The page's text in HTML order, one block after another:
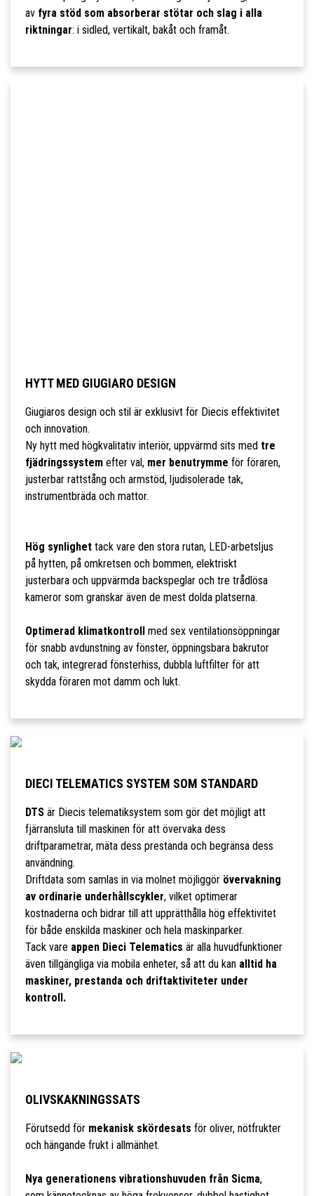
av fyra stöd som absorberar stötar och slag i alla
riktningar: i sidled, vertikalt, bakåt och framåt.
HYTT MED GIUGIARO DESIGN
Giugiaros design och stil är exklusivt för Diecis effektivitet
och innovation.
Ny hytt med högkvalitativ interiör, uppvärmd sits med tre
fjädringssystemefter val, mer benutrymme för föraren,
justerbar rattstång och armstöd, ljudisolerade tak,
instrumentbräda och mattor.
Hög synlighettack vare den stora rutan, LED-arbetsljus
på hytten, på omkretsen och bommen, elektriskt
justerbara och uppvärmda backspeglar och tre trådlösa
kameror som granskar även de mest dolda platserna.
Optimerad klimatkontroll
med sex ventilationsöppningar
för snabb avdunstning av fönster, öppningsbara bakrutor
och tak, integrerad fönsterhiss, dubbla luftfilter för att
skydda föraren mot damm och lukt.
DIECI TELEMATICS SYSTEM SOM STANDARD
DTSär Diecis telematiksystem som gör det möjligt att
fjärransluta till maskinen för att övervaka dess
driftparametrar, mäta dess prestanda och begränsa dess
användning.
Driftdata som samlas in via molnet möjliggör övervakning
av ordinarie underhållscykler, vilket optimerar
kostnaderna och bidrar till att upprätthålla hög effektivitet
för både enskilda maskiner och hela maskinparker.
Tack vare appen Dieci Telematics är alla huvudfunktioner
även tillgängliga via mobila enheter, så att du kan alltid ha
maskiner, prestanda och driftaktiviteter under
kontroll.
OLIVSKAKNINGSSATS
Förutsedd för mekanisk skördesats för oliver, nötfrukter
och hängande frukt i allmänhet.
Nya generationens vibrationshuvuden från Sicma,